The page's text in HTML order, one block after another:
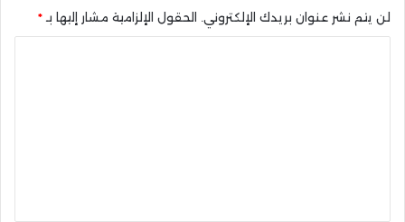
لن يتم نشر عنوان بريدك الإلكتروني. الحقول الإلزامية مشار إليها بـ*